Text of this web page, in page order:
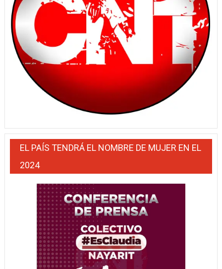
EL PAÍS TENDRÁ EL NOMBRE DE MUJER EN EL
2024